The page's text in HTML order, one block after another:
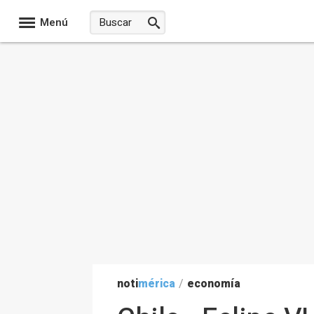
Menú
notimérica / economía